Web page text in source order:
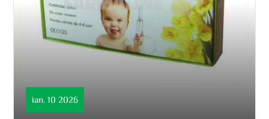
ian. 10 2026